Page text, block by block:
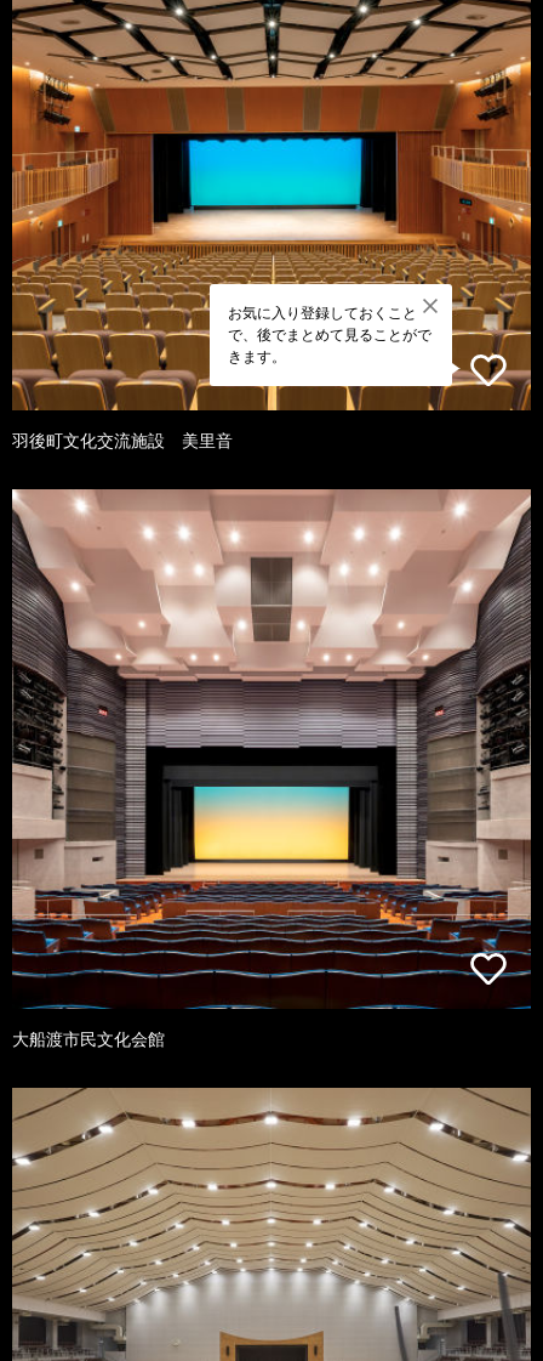
お気に入り登録しておくこと
で、後でまとめて見ることがで
きます。
羽後町文化交流施設 美里音
大船渡市民文化会館